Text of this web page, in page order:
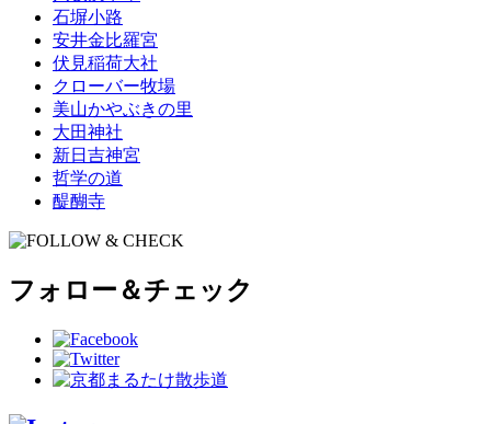
石塀小路
安井金比羅宮
伏見稲荷大社
クローバー牧場
美山かやぶきの里
大田神社
新日吉神宮
哲学の道
醍醐寺
フォロー＆チェック